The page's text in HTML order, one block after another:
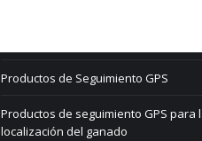
Productos de Seguimiento GPS
Productos de seguimiento GPS para
localización del ganado